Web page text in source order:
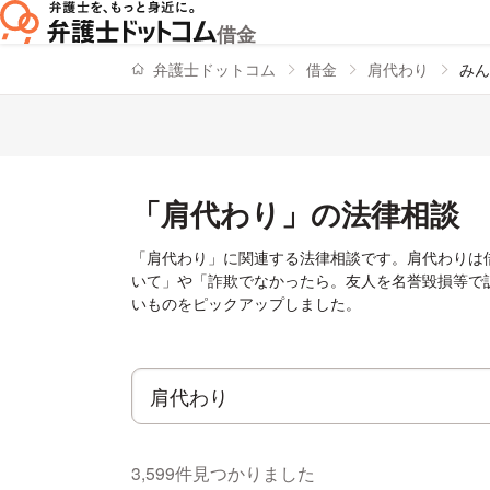
借金
弁護士ドットコム 借金 肩代わり み
「肩代わり」の法律相談
「肩代わり」に関連する法律相談です。肩代わり
いて」や「詐欺でなかったら。友人を名誉毀損等
いものをピックアップしました。
3,599件見つかりました